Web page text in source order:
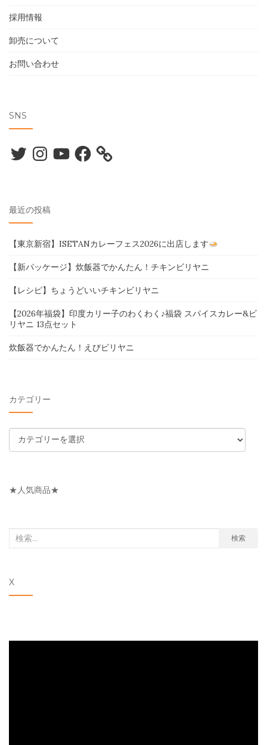
採用情報
卸売について
お問い合わせ
SNS
TwitterInstagramYouTubeFacebook
最近の投稿
【東京新宿】ISETANカレーフェス2026に出店します
【新パッケージ】炊飯器でかんたん！チキンビリヤニ
【レシピ】ちょうどいいチキンビリヤニ
【2026年福袋】印度カリー子のわくわく♪福袋 スパイスカレー&ビ
リヤニ 13点セット
炊飯器でかんたん！えびビリヤニ
カテゴリー
テ
リ
★人気商品★
検
象:
検索
X